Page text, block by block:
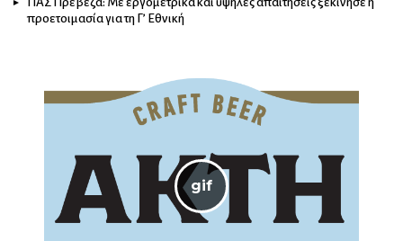
προετοιμασία για τη Γ’ Εθνική